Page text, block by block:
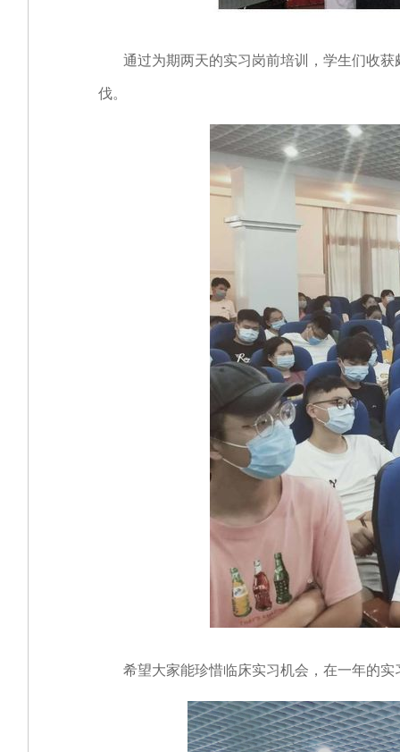
通过为期两天的实习岗前培训，学生们收获
伐。
希望大家能珍惜临床实习机会，在一年的实